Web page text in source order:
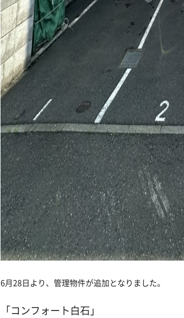
6月28日より、管理物件が追加となりました。
「コンフォート白石」